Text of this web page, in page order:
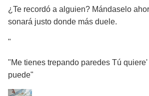
¿Te recordó a alguien? Mándaselo
sonará justo donde más duele.
"
"Me tienes trepando paredes Tú
puede"